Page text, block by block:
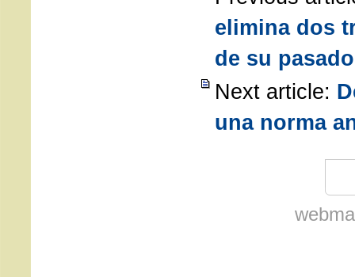
elimina dos
de su pasado
Next article:
una norma